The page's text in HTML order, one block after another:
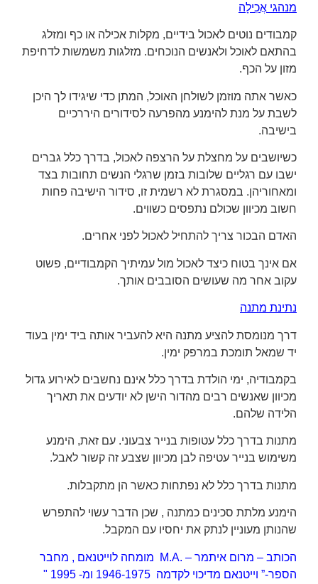
מנהגי אֲכִילָה
קמבודים נוטים לאכול בידיים, מקלות אכילה או כף ומזלג
בהתאם לאוכל ולאנשים הנוכחים. מזלגות משמשות לדחיפת
מזון על הכף.
כאשר אתה מוזמן לשולחן האוכל, המתן כדי שיגידו לך היכן
לשבת על מנת להימנע מהפרעה לסידורים היררכיים
בישיבה.
כשיושבים על מחצלת על הרצפה לאכול, בדרך כלל גברים
ישבו עם רגליים שלובות בזמן שרגלי הנשים תחובות בצד
ומאחוריהן. במסגרת לא רשמית זו, סידור הישיבה פחות
חשוב מכיוון שכולם נתפסים כשווים.
האדם הבכור צריך להתחיל לאכול לפני אחרים.
אם אינך בטוח כיצד לאכול מול עמיתיך הקמבודיים, פשוט
עקוב אחר מה שעושים הסובבים אותך.
נתינת מתנה
דרך מנומסת להציע מתנה היא להעביר אותה ביד ימין בעוד
יד שמאל תומכת במרפק ימין.
בקמבודיה, ימי הולדת בדרך כלל אינם נחשבים לאירוע גדול
מכיוון שאנשים רבים מהדור הישן לא יודעים את תאריך
הלידה שלהם.
מתנות בדרך כלל עטופות בנייר צבעוני. עם זאת, הימנע
משימוש בנייר עטיפה לבן מכיוון שצבע זה קשור לאבל.
מתנות בדרך כלל לא נפתחות כאשר הן מתקבלות.
הימנע מלתת סכינים כמתנה , שכן הדבר עשוי להתפרש
שהנותן מעוניין לנתק את יחסיו עם המקבל.
הכותב – מרום איתמר – .M.A מומחה לוייטנאם , מחבר
הספר-” וייטנאם מדיכוי לקדמה 1946-1975 ומ- 1995 "